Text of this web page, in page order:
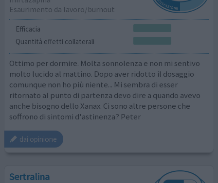
Esaurimento da lavoro/burnout
Efficacia
Quantità effetti collaterali
Ottimo per dormire. Molta sonnolenza e non mi sentivo
molto lucido al mattino. Dopo aver ridotto il dosaggio
comunque non ho più niente... Mi sembra di esser
ritornato al punto di partenza devo dire a quando avevo
anche bisogno dello Xanax. Ci sono altre persone che
soffrono di sintomi d'astinenza? Peter
dai opinione
Sertralina